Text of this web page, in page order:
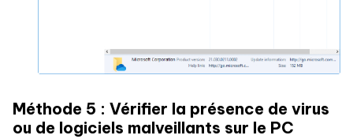
Méthode 5 : Vérifier la présence de virus
ou de logiciels malveillants sur le PC